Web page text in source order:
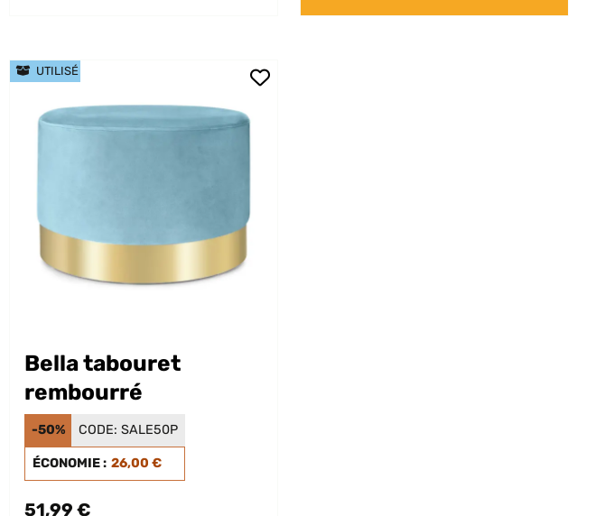
Bella tabouret
rembourré
-50% CODE: SALE50P
ÉCONOMIE : 26,00 €
51,99 €
UTILISÉ